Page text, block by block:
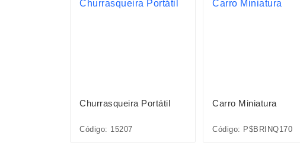
Churrasqueira Portátil
Código: 15207
Carro Miniatura
Código: P$BRINQ170